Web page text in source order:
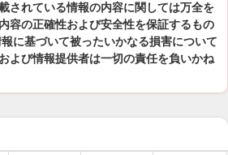
されている情報の内容に関しては万全を
容の正確性および安全性を保証するもの
に基づいて被ったいかなる損害について
よび情報提供者は一切の責任を負いかね